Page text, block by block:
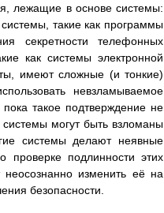
лежащие в основе системы:
такие как программы
секретности телефонных
как системы электронной
имеют сложные (и тонкие)
невзламываемое
такое подтверждение не
могут быть взломаны
системы делают неявные
проверке подлинности этих
изменить её на
безопасности.